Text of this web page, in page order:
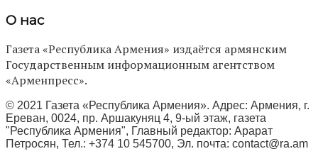
О нас
Газета «Республика Армения» издаётся армянским
Государственным информационным агентством
«Арменпресс».
© 2021 Газета «Республика Армения». Адрес: Армения, г.
Ереван, 0024, пр. Аршакуняц 4, 9-ый этаж, газета
"Республика Армения", Главный редактор: Арарат
Петросян, Тел.: +374 10 545700, Эл. почта: contact@ra.am